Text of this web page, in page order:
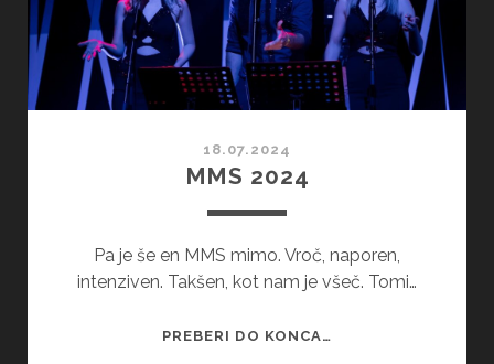
18.07.2024
MMS 2024
Pa je še en MMS mimo. Vroč, naporen,
intenziven. Takšen, kot nam je všeč. Tomi…
PREBERI DO KONCA…